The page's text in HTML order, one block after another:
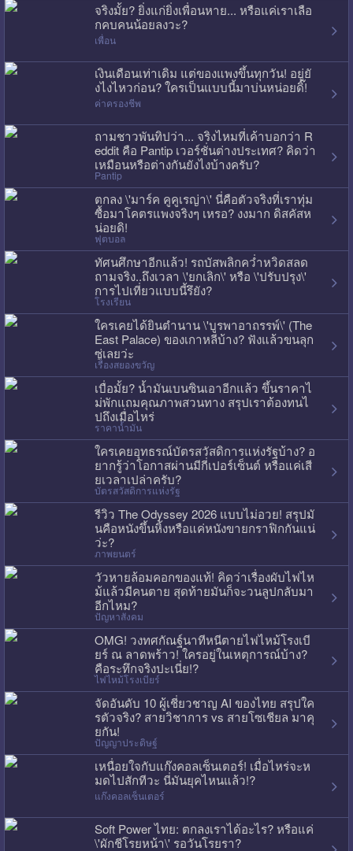
จริงมั้ย? ยิ่งแก่ยิ่งเพื่อนหาย... หรือแค่เราเลือ
กคบคนน้อยลงวะ?
เพื่อน
เงินเดือนเท่าเดิม แต่ของแพงขึ้นทุกวัน! อยู่ยั
งไงไหวก่อน? ใครเป็นแบบนี้มาบ่นหน่อยดิ๊!
ค่าครองชีพ
ถามชาวพันทิปว่า... จริงไหมที่เค้าบอกว่า R
eddit คือ Pantip เวอร์ชั่นต่างประเทศ? คิดว่า
เหมือนหรือต่างกันยังไงบ้างครับ?
Pantip
ตกลง \'มาร์ค คูคูเรญ่า\' นี่คือตัวจริงที่เราทุ่ม
ซื้อมาโคตรแพงจริงๆ เหรอ? งงมาก ดิสคัสห
น่อยดิ!
ฟุตบอล
ทัศนศึกษาอีกแล้ว! รถบัสพลิกคว่ำหวิดสลด
ถามจริง..ถึงเวลา \'ยกเลิก\' หรือ \'ปรับปรุง\'
การไปเที่ยวแบบนี้รึยัง?
โรงเรียน
ใครเคยได้ยินตำนาน \'บูรพาอาถรรพ์\' (The
East Palace) ของเกาหลีบ้าง? ฟังแล้วขนลุก
ซู่เลยว่ะ
เรื่องสยองขวัญ
เบื่อมั้ย? น้ำมันเบนซินเอาอีกแล้ว ขึ้นราคาไ
ม่พักแถมคุณภาพสวนทาง สรุปเราต้องทนไ
ปถึงเมื่อไหร่
ราคาน้ำมัน
ใครเคยอุทธรณ์บัตรสวัสดิการแห่งรัฐบ้าง? อ
ยากรู้ว่าโอกาสผ่านมีกี่เปอร์เซ็นต์ หรือแค่เสี
ยเวลาเปล่าครับ?
บัตรสวัสดิการแห่งรัฐ
รีวิว The Odyssey 2026 แบบไม่อวย! สรุปมั
นคือหนังขึ้นหิ้งหรือแค่หนังขายกราฟิกกันแน่
ว่ะ?
ภาพยนตร์
วัวหายล้อมคอกของแท้! คิดว่าเรื่องผับไฟไห
ม้แล้วมีคนตาย สุดท้ายมันก็จะวนลูปกลับมา
อีกไหม?
ปัญหาสังคม
OMG! วงทศกัณฐ์นาทีหนีตายไฟไหม้โรงเบี
ยร์ ณ ลาดพร้าว! ใครอยู่ในเหตุการณ์บ้าง?
คือระทึกจริงปะเนี่ย!?
ไฟไหม้โรงเบียร์
จัดอันดับ 10 ผู้เชี่ยวชาญ AI ของไทย สรุปใค
รตัวจริง? สายวิชาการ vs สายโซเชียล มาคุ
ยกัน!
ปัญญาประดิษฐ์
เหนื่อยใจกับแก๊งคอลเซ็นเตอร์! เมื่อไหร่จะห
มดไปสักทีวะ นี่มันยุคไหนแล้ว!?
แก๊งคอลเซ็นเตอร์
Soft Power ไทย: ตกลงเราได้อะไร? หรือแค่
\'ผักชีโรยหน้า\' รอวันโรยรา?